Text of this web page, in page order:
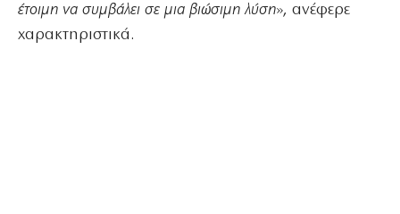
έτοιμη να συμβάλει σε μια βιώσιμη λύση», ανέφερε
χαρακτηριστικά.